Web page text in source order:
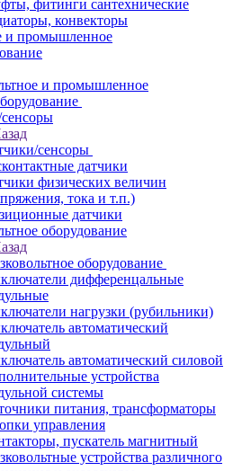
фитинги сантехнические
конвекторы
и промышленное
и промышленное
сенсоры
датчики
физических величин
тока и т.п.)
датчики
оборудование
оборудование
дифференцальные
нагрузки (рубильники)
автоматический
автоматический силовой
устройства
системы
питания, трансформаторы
управления
пускатель магнитный
устройства различного